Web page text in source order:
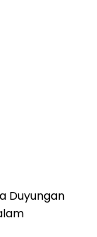
Duyungan